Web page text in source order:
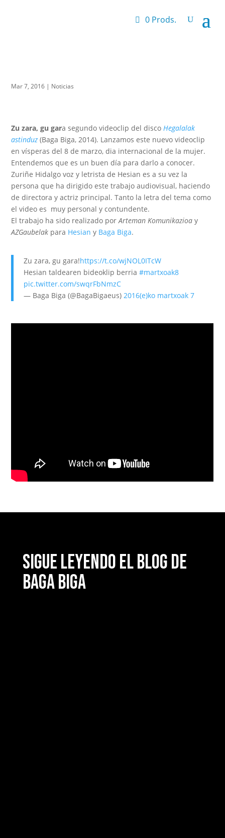
0 Prods.
Mar 7, 2016 | Noticias
Zu zara, gu gara segundo videoclip del discoHegalalak
astinduz(Baga Biga, 2014). Lanzamos este nuevo videoclip
en vísperas del 8 de marzo, dia internacional de la mujer.
Entendemos que es un buen día para darlo a conocer.
Zuriñe Hidalgo voz y letrista de Hesian es a su vez la
persona que ha dirigido este trabajo audiovisual, haciendo
de directora y actriz principal. Tanto la letra del tema como
el video es muy personal y contundente.
El trabajo ha sido realizado porArteman Komunikazioa y
AZGaubelak para Hesian y Baga Biga.
Zu zara, gu gara!https://t.co/wjNOL0ITcW
Hesian taldearen bideoklip berria#martxoak8
pic.twitter.com/swqrFbNmzC
— Baga Biga (@BagaBigaeus)2016(e)ko martxoak 7
Sigue leyendo el blog de
Baga Biga